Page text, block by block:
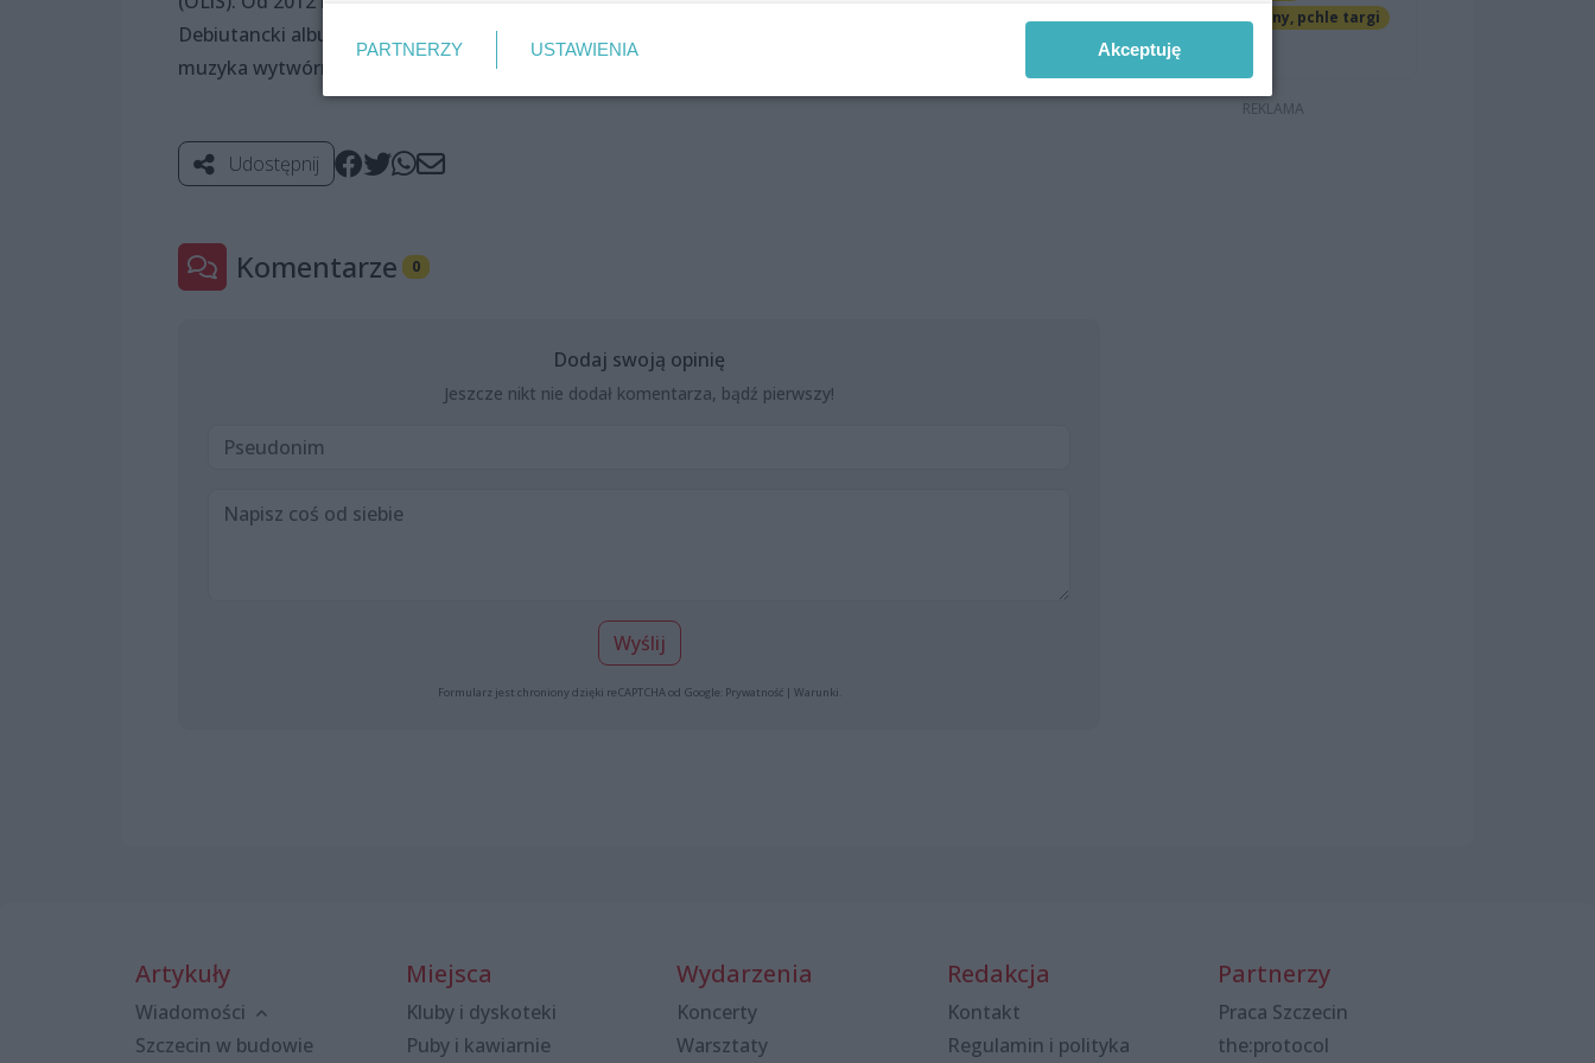
Debiutancki album formacji zatytułowany Księga słów ukazał się w 2013 roku nakładem należącej do
muzyka wytwórni Bozon Records.
Udostępnij
Komentarze 0
Dodaj swoją opinię
Jeszcze nikt nie dodał komentarza, bądź pierwszy!
Wyślij
Formularz jest chroniony dzięki reCAPTCHA od Google: Prywatność| Warunki
Jarmarki, festyny, pchle targi
Darmowe
Artykuły
Wiadomości
Szczecin w budowie
Miejsca
Kluby i dyskoteki
Puby i kawiarnie
Wydarzenia
Koncerty
Warsztaty
Redakcja
Kontakt
Regulamin i polityka
Partnerzy
Praca Szczecin
the:protocol
PARTNERZY USTAWIENIA Akceptuję